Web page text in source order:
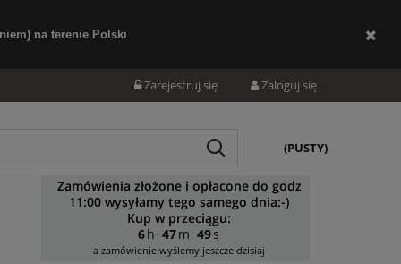
na terenie Polski
Zarejestruj się Zaloguj się
(PUSTY)
Zamówienia złożone i opłacone do godz
11:00 wysyłamy tego samego dnia:-)
Kup w przeciągu:
6
47 48
a zamówienie wyślemy jeszcze dzisiaj